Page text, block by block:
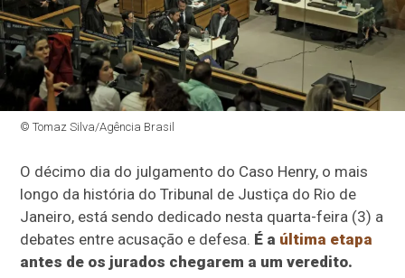
© Tomaz Silva/Agência Brasil
O décimo dia do julgamento do Caso Henry, o mais
longo da história do Tribunal de Justiça do Rio de
Janeiro, está sendo dedicado nesta quarta-feira (3) a
debates entre acusação e defesa. É a última etapa
antes de os jurados chegarem a um veredito.